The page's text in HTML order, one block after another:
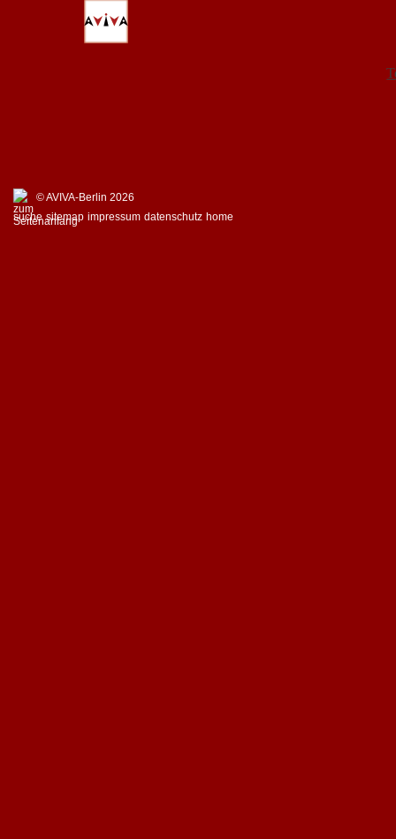
© AVIVA-Berlin 2026
suche sitemap impressum datenschutz home